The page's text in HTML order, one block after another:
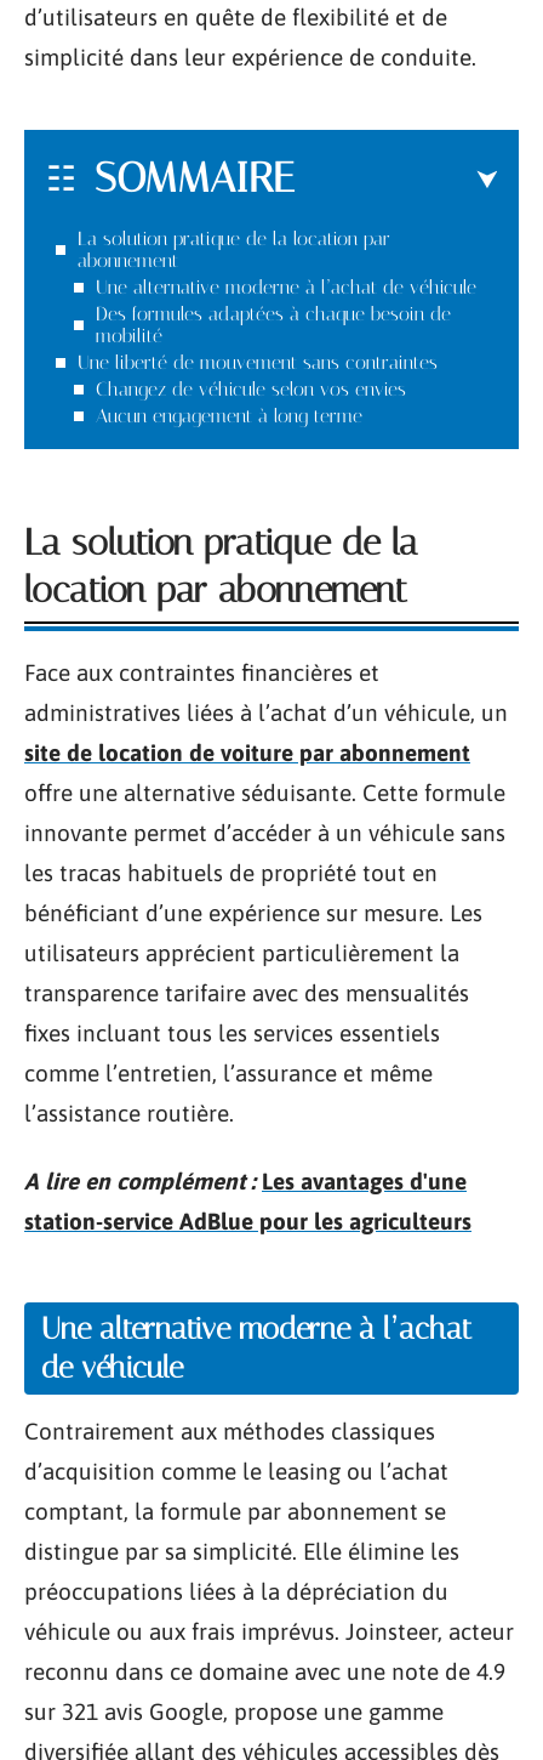
d’utilisateurs en quête de flexibilité et de
simplicité dans leur expérience de conduite.
SOMMAIRE
La solution pratique de la location par
abonnement
Une alternative moderne à l’achat de véhicule
Des formules adaptées à chaque besoin de
mobilité
Une liberté de mouvement sans contraintes
Changez de véhicule selon vos envies
Aucun engagement à long terme
La solution pratique de la
location par abonnement
Face aux contraintes financières et
administratives liées à l’achat d’un véhicule, un
site de location de voiture par abonnement
offre une alternative séduisante. Cette formule
innovante permet d’accéder à un véhicule sans
les tracas habituels de propriété tout en
bénéficiant d’une expérience sur mesure. Les
utilisateurs apprécient particulièrement la
transparence tarifaire avec des mensualités
fixes incluant tous les services essentiels
comme l’entretien, l’assurance et même
l’assistance routière.
A lire en complément : Les avantages d'une
station-service AdBlue pour les agriculteurs
Une alternative moderne à l’achat
de véhicule
Contrairement aux méthodes classiques
d’acquisition comme le leasing ou l’achat
comptant, la formule par abonnement se
distingue par sa simplicité. Elle élimine les
préoccupations liées à la dépréciation du
véhicule ou aux frais imprévus. Joinsteer, acteur
reconnu dans ce domaine avec une note de 4.9
sur 321 avis Google, propose une gamme
diversifiée allant des véhicules accessibles dès